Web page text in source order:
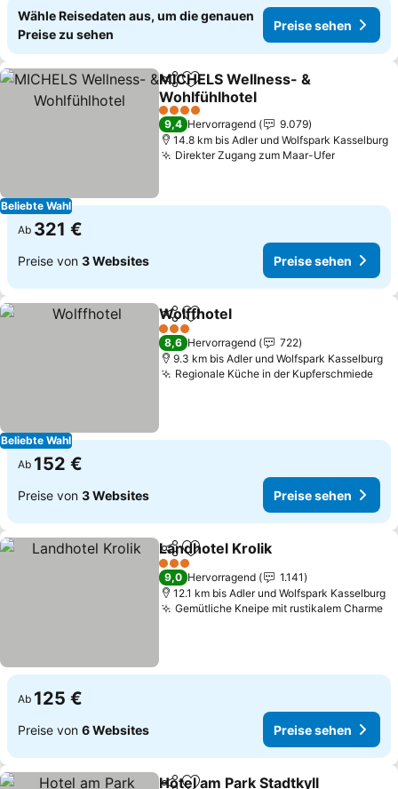
Wähle Reisedaten aus, um die genauen
Preise zu sehen
Preise sehen
Beliebte Wahl
TeilenZu Favoriten hinzufügen
MICHELS Wellness- &
Wohlfühlhotel
Preise sehen
4 Sterne
9,4 Hervorragend
9.079
14.8 km bis Adler und Wolfspark Kasselburg
Direkter Zugang zum Maar-UferPreise
Ab 321 €
Preise von 3 Websites Preise sehen
Beliebte Wahl
TeilenZu Favoriten hinzufügen
Wolffhotel
3 Sterne
8,6 Hervorragend
722
9.3 km bis Adler und Wolfspark Kasselburg
Regionale Küche in der Kupferschmiede
Ab 152 €
Preise von 3 Websites Preise sehen
TeilenZu Favoriten hinzufügen
Landhotel Krolik
3 Sterne
9,0 Hervorragend
1.141
12.1 km bis Adler und Wolfspark Kasselburg
Gemütliche Kneipe mit rustikalem Charme
Ab 125 €
Preise von 6 Websites Preise sehen
Hotel am Park Stadtkyll